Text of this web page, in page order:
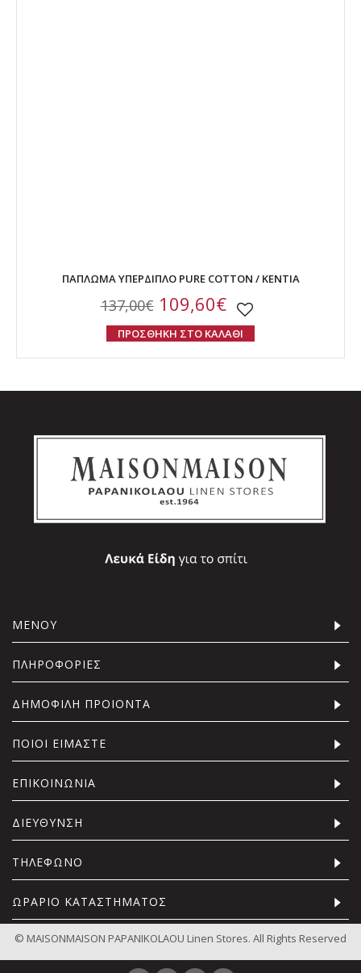
ΠΑΠΛΩΜΑ ΥΠΕΡΔΙΠΛΟ PURE COTTON / KENTIA
137,00€109,60€
ΠΡΟΣΘΗΚΗ ΣΤΟ ΚΑΛΑΘΙ
ΜΕΝΟΥ
ΠΛΗΡΟΦΟΡΙΕΣ
ΔΗΜΟΦΙΛΗ ΠΡΟΙΟΝΤΑ
ΠΟΙΟΙ ΕΙΜΑΣΤΕ
ΕΠΙΚΟΙΝΩΝΙΑ
ΔΙΕΥΘΥΝΣΗ
ΤΗΛΕΦΩΝΟ
ΩΡΑΡΙΟ ΚΑΤΑΣΤΗΜΑΤΟΣ
© MAISONMAISON PAPANIKOLAOU Linen Stores. All Rights Reserved